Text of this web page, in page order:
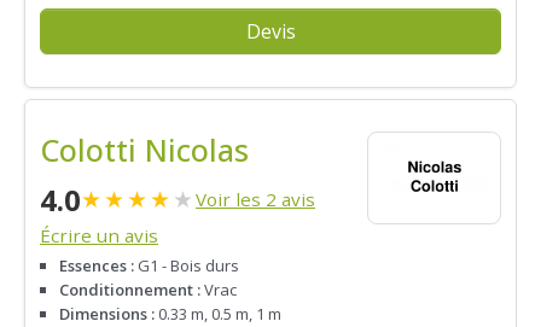
Devis
Colotti Nicolas
4.0★★★★★ Voir les 2 avis
Écrire un avis
Essences : G1 - Bois durs
Conditionnement :Vrac
Dimensions : 0.33 m, 0.5 m, 1 m